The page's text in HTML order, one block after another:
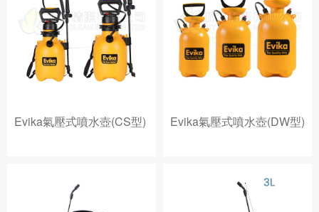
Evika氣壓式噴水壺(CS型) Evika氣壓式噴水壺(DW型)